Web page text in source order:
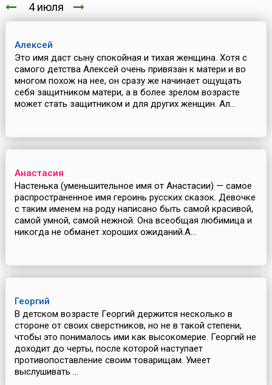
4 июля
Алексей
Это имя даст сыну спокойная и тихая женщина. Хотя с
самого детства Алексей очень привязан к матери и во
многом похож на нее, он сразу же начинает ощущать
себя защитником матери, а в более зрелом возрасте
может стать защитником и для других женщин. Ал...
Анастасия
Настенька (уменьшительное имя от Анастасии) — самое
распространенное имя героинь русских сказок. Девочке
с таким именем на роду написано быть самой красивой,
самой умной, самой нежной. Она всеобщая любимица и
никогда не обманет хороших ожиданий.А...
Георгий
В детском возрасте Георгий держится несколько в
стороне от своих сверстников, но не в такой степени,
чтобы это понималось ими как высокомерие. Георгий не
доходит до черты, после которой наступает
противопоставление своим товарищам. Умеет
выслушивать ...